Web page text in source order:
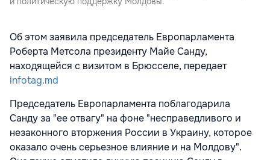
Об этом заявила председатель Европарламента
Роберта Метсола президенту Майе Санду,
находящейся с визитом в Брюсселе, передает
infotag.md
Председатель Европарламента поблагодарила
Санду за "ее отвагу" на фоне "несправедливого и
незаконного вторжения России в Украину, которое
оказало очень серьезное влияние и на Молдову".